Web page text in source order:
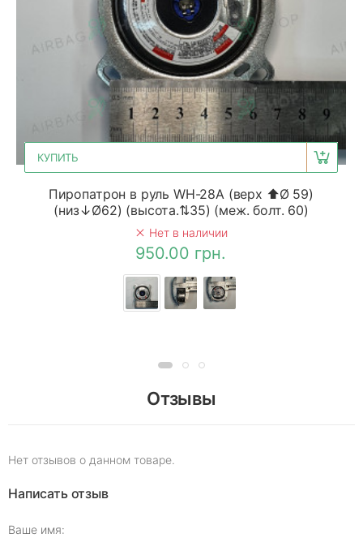
КУПИТЬ
Пиропатрон в руль WH-28A (верх ⬆Ø 59)
(низ↓Ø62) (высота.⇅35) (меж. болт. 60)
Нет в наличии
950.00 грн.
Отзывы
Нет отзывов о данном товаре.
Написать отзыв
Ваше имя: